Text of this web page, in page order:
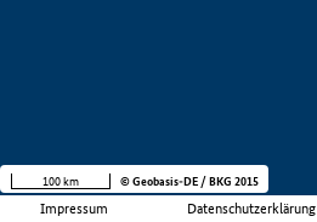
Impressum Datenschutzerklärung
100 km © Geobasis-DE / BKG 2015